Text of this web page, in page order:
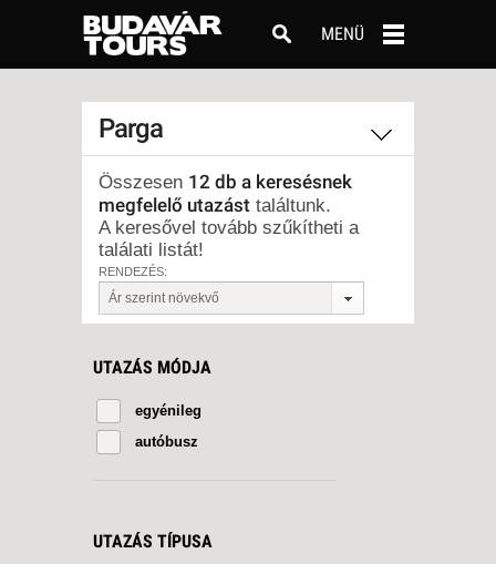
MENÜ
Parga
Összesen 12 db a keresésnek
megfelelő utazást találtunk.
A keresővel tovább szűkítheti a
találati listát!
RENDEZÉS:
Ár szerint növekvő
UTAZÁS MÓDJA
egyénileg
autóbusz
UTAZÁS TÍPUSA